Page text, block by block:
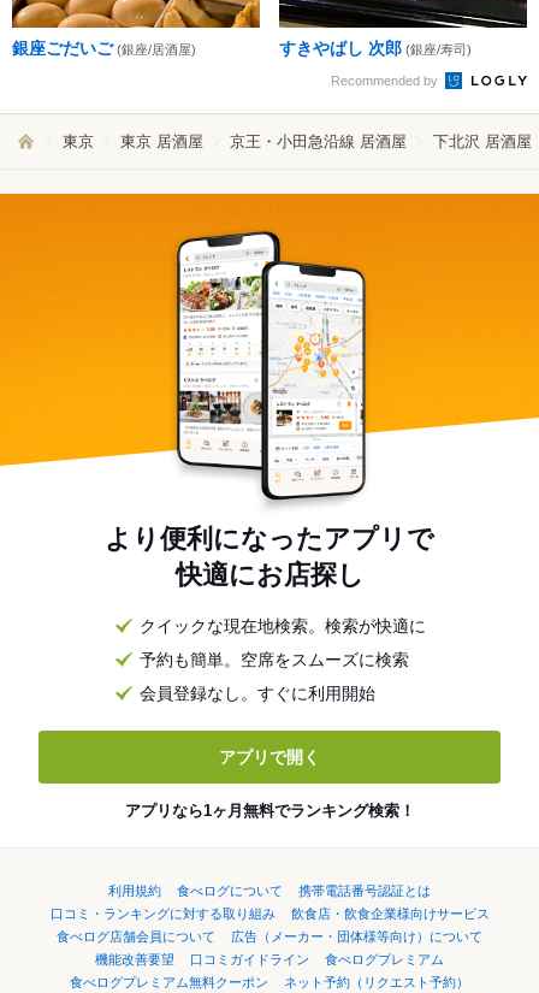
銀座ごだいご (銀座/居酒屋) すきやばし 次郎 (銀座/寿司)
Recommended by
東京 東京 居酒屋 京王・小田急沿線 居酒屋 下北沢 居酒屋
より便利になったアプリで
快適にお店探し
クイックな現在地検索。検索が快適に
予約も簡単。空席をスムーズに検索
会員登録なし。すぐに利用開始
アプリで開く
アプリなら1ヶ月無料でランキング検索！
利用規約 食べログについて
携帯電話番号認証とは
口コミ・ランキングに対する取り組み
飲食店・飲食企業様向けサービス
食べログ店舗会員について
広告（メーカー・団体様等向け）について
機能改善要望
口コミガイドライン
食べログプレミアム
食べログプレミアム無料クーポン
ネット予約（リクエスト予約）